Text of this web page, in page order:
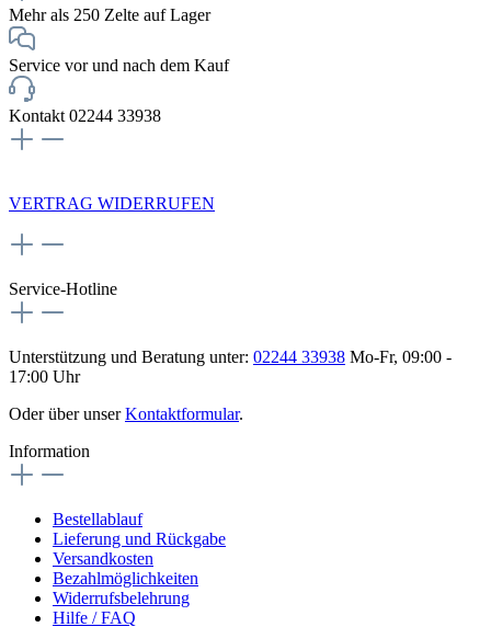
Mehr als 250 Zelte auf Lager
Service vor und nach dem Kauf
Kontakt 02244 33938
VERTRAG WIDERRUFEN
Service-Hotline
Unterstützung und Beratung unter: 02244 33938 Mo-Fr, 09:00 -
17:00 Uhr
Oder über unserKontaktformular.
Information
Bestellablauf
Lieferung und Rückgabe
Versandkosten
Bezahlmöglichkeiten
Widerrufsbelehrung
Hilfe / FAQ